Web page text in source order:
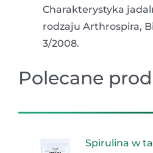
Charakterystyka
rodzaju Arthrospira,
3/2008.
Polecane
Spirulina w